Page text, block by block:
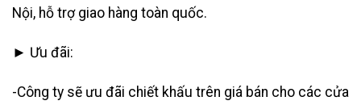
Nội, hỗ trợ giao hàng toàn quốc.
► Ưu đãi:
-Công ty sẽ ưu đãi chiết khấu trên giá bán cho các cửa